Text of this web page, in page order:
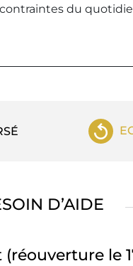
du
D’AIDE
(réouverture le